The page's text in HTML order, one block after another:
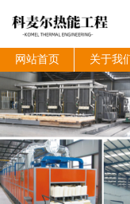
网站首页 关于我